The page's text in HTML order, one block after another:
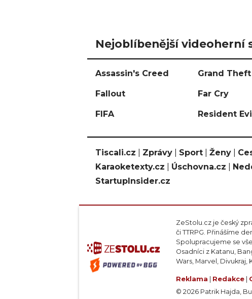
Nejoblíbenější videoherní
Assassin's Creed Grand
Fallout Far Cry
FIFA Resident
Tiscali.cz Zprávy Sport Ženy
Karaoketexty.cz
Úschovna.cz
StartupInsider.cz
ZeStolu.cz je český
či TTRPG. Přinášíme
Spolupracujeme se
Osadníci z Katanu,
Wars, Marvel,
Reklama Redakce
© 2026 Patrik Hajda,